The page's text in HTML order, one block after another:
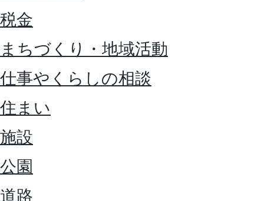
税金
まちづくり・地域活動
仕事やくらしの相談
住まい
施設
公園
道路